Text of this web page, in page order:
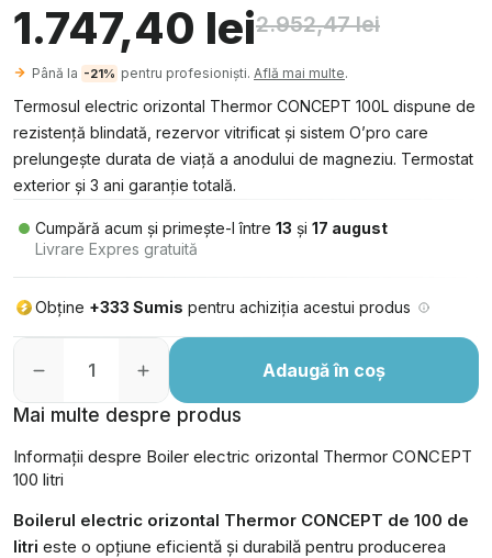
1.747,40 lei2.952,47 lei
Până la -21% pentru profesioniști. Află mai multe.
Termosul electric orizontal Thermor CONCEPT 100L dispune de
rezistență blindată, rezervor vitrificat și sistem O’pro care
prelungește durata de viață a anodului de magneziu. Termostat
exterior și 3 ani garanție totală.
Cumpără acum și primește-l între 13 și 17 august
Livrare Expres gratuită
Obține +333 Sumis pentru achiziția acestui produs
Adaugă în coș
Mai multe despre produs
Informații despre Boiler electric orizontal Thermor CONCEPT
100 litri
Boilerul electric orizontal Thermor CONCEPT de 100 de
litri este o opțiune eficientă și durabilă pentru producerea